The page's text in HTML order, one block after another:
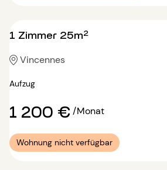
1 Zimmer 25m²
Vincennes
Aufzug
1 200 €/Monat
Wohnung nicht verfügbar